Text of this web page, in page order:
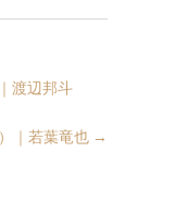
渡辺邦斗
｜若葉竜也 →